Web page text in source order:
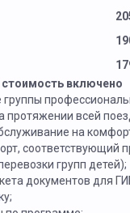
стоимость включено
протяжении всей
на
соответствующий
групп детей);
документов для